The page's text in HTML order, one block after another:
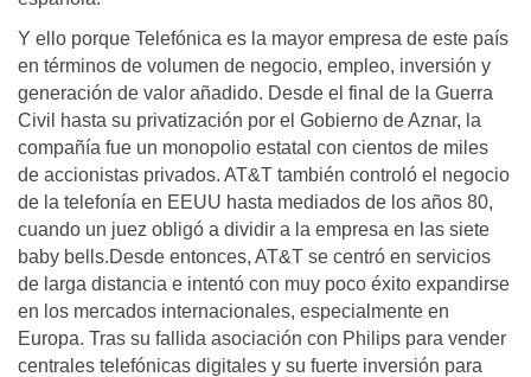
Y ello porque Telefónica es la mayor empresa de este país
en términos de volumen de negocio, empleo, inversión y
generación de valor añadido. Desde el final de la Guerra
Civil hasta su privatización por el Gobierno de Aznar, la
compañía fue un monopolio estatal con cientos de miles
de accionistas privados. AT&T también controló el negocio
de la telefonía en EEUU hasta mediados de los años 80,
cuando un juez obligó a dividir a la empresa en las siete
baby bells.Desde entonces, AT&T se centró en servicios
de larga distancia e intentó con muy poco éxito expandirse
en los mercados internacionales, especialmente en
Europa. Tras su fallida asociación con Philips para vender
centrales telefónicas digitales y su fuerte inversión para